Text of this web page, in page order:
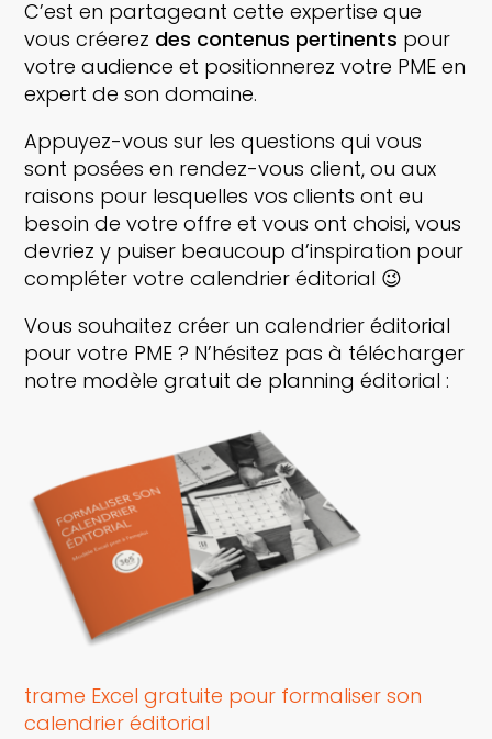
C’est en partageant cette expertise que
vous créerez des contenus pertinents pour
votre audience et positionnerez votre PME en
expert de son domaine.
Appuyez-vous sur les questions qui vous
sont posées en rendez-vous client, ou aux
raisons pour lesquelles vos clients ont eu
besoin de votre offre et vous ont choisi, vous
devriez y puiser beaucoup d’inspiration pour
compléter votre calendrier éditorial 😉
Vous souhaitez créer un calendrier éditorial
pour votre PME ? N’hésitez pas à télécharger
notre modèle gratuit de planning éditorial :
trame Excel gratuite pour formaliser son
calendrier éditorial